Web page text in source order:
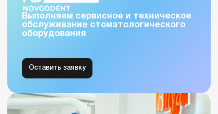
Выполняем сервисное и техническое
обслуживание стоматологического
оборудования
Оставить заявку